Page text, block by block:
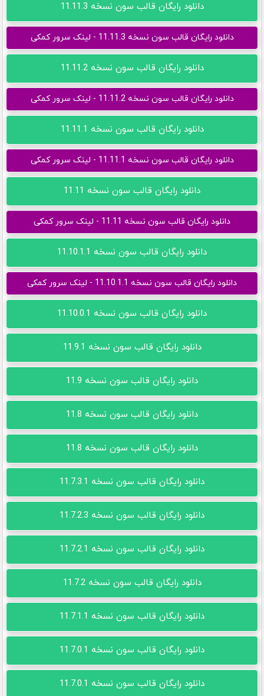
دانلود رایگان قالب سون نسخه 11.11.3
دانلود رایگان قالب سون نسخه 11.11.3 - لینک سرور کمکی
دانلود رایگان قالب سون نسخه 11.11.2
دانلود رایگان قالب سون نسخه 11.11.2 - لینک سرور کمکی
دانلود رایگان قالب سون نسخه 11.11.1
دانلود رایگان قالب سون نسخه 11.11.1 - لینک سرور کمکی
دانلود رایگان قالب سون نسخه 11.11
دانلود رایگان قالب سون نسخه 11.11 - لینک سرور کمکی
دانلود رایگان قالب سون نسخه 11.10.1.1
دانلود رایگان قالب سون نسخه 11.10.1.1 - لینک سرور کمکی
دانلود رایگان قالب سون نسخه 11.10.0.1
دانلود رایگان قالب سون نسخه 11.9.1
دانلود رایگان قالب سون نسخه 11.9
دانلود رایگان قالب سون نسخه 11.8
دانلود رایگان قالب سون نسخه 11.8
دانلود رایگان قالب سون نسخه 11.7.3.1
دانلود رایگان قالب سون نسخه 11.7.2.3
دانلود رایگان قالب سون نسخه 11.7.2.1
دانلود رایگان قالب سون نسخه 11.7.2
دانلود رایگان قالب سون نسخه 11.7.1.1
دانلود رایگان قالب سون نسخه 11.7.0.1
دانلود رایگان قالب سون نسخه 11.7.0.1